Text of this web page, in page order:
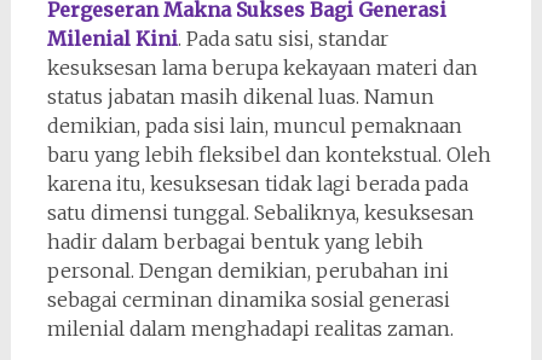
Pergeseran Makna Sukses Bagi Generasi
Milenial Kini. Pada satu sisi, standar
kesuksesan lama berupa kekayaan materi dan
status jabatan masih dikenal luas. Namun
demikian, pada sisi lain, muncul pemaknaan
baru yang lebih fleksibel dan kontekstual. Oleh
karena itu, kesuksesan tidak lagi berada pada
satu dimensi tunggal. Sebaliknya, kesuksesan
hadir dalam berbagai bentuk yang lebih
personal. Dengan demikian, perubahan ini
sebagai cerminan dinamika sosial generasi
milenial dalam menghadapi realitas zaman.